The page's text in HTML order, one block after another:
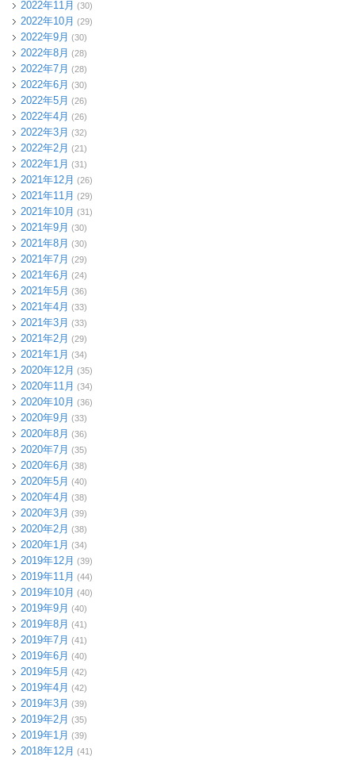
2022年11月 (30)
2022年10月 (29)
2022年9月 (30)
2022年8月 (28)
2022年7月 (28)
2022年6月 (30)
2022年5月 (26)
2022年4月 (26)
2022年3月 (32)
2022年2月 (21)
2022年1月 (31)
2021年12月 (26)
2021年11月 (29)
2021年10月 (31)
2021年9月 (30)
2021年8月 (30)
2021年7月 (29)
2021年6月 (24)
2021年5月 (36)
2021年4月 (33)
2021年3月 (33)
2021年2月 (29)
2021年1月 (34)
2020年12月 (35)
2020年11月 (34)
2020年10月 (36)
2020年9月 (33)
2020年8月 (36)
2020年7月 (35)
2020年6月 (38)
2020年5月 (40)
2020年4月 (38)
2020年3月 (39)
2020年2月 (38)
2020年1月 (34)
2019年12月 (39)
2019年11月 (44)
2019年10月 (40)
2019年9月 (40)
2019年8月 (41)
2019年7月 (41)
2019年6月 (40)
2019年5月 (42)
2019年4月 (42)
2019年3月 (39)
2019年2月 (35)
2019年1月 (39)
2018年12月 (41)